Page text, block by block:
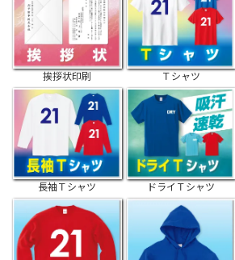
挨拶状印刷 Ｔシャツ
長袖Ｔシャツ ドライＴシャツ